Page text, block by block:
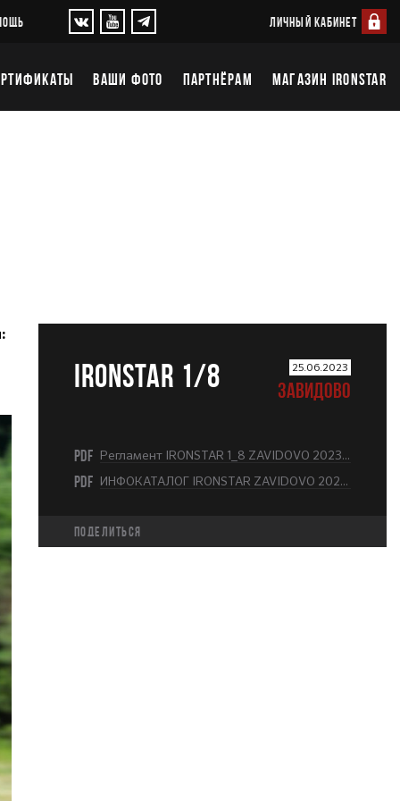
ЛИЧНЫЙ КАБИНЕТ
ВАШИ ФОТО ПАРТНЁРАМ МАГАЗИН IRONSTAR
IRONSTAR 1/8 25.06.2023
ЗАВИДОВО
PDF Регламент IRONSTAR 1_8 ZAVIDOVO 2023.pdf
PDF ИНФОКАТАЛОГ IRONSTAR ZAVIDOVO 2023.pdf
Поделиться